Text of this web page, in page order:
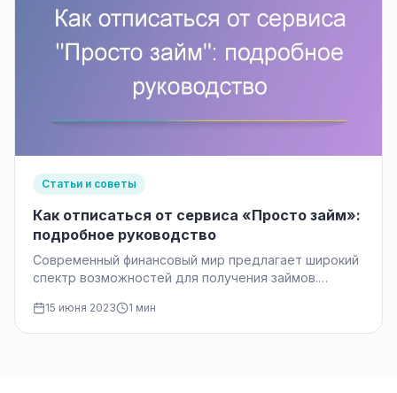
Статьи и советы
Как отписаться от сервиса «Просто займ»:
подробное руководство
Современный финансовый мир предлагает широкий
спектр возможностей для получения займов.
может…
15 июня 2023 1 мин